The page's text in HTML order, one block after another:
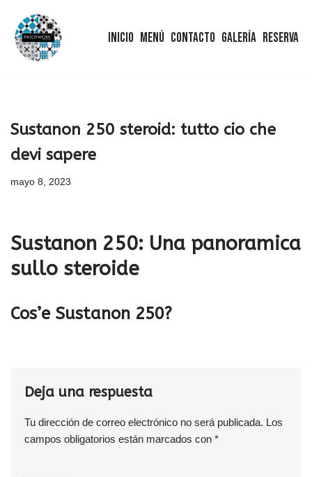
Saltar
Inicio Menú Contacto Galería Reserva
Sustanon 250 steroid: tutto cio che
devi sapere
mayo 8, 2023
Sustanon 250: Una panoramica
sullo steroide
Cos’e Sustanon 250?
Deja una respuesta
Tu dirección de correo electrónico no será publicada. Los
campos obligatorios están marcados con *